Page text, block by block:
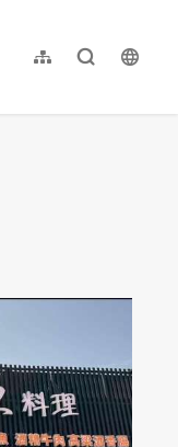
网站导览全文检索
繁體中文